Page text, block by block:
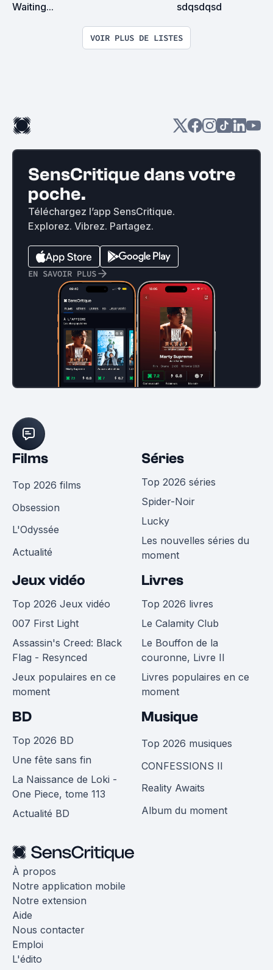
Waiting... sdqsdqsd
VOIR PLUS DE LISTES
SensCritique dans votre
poche.
Téléchargez l’app SensCritique.
Explorez. Vibrez. Partagez.
EN SAVOIR PLUS
Films
Top 2026 films
Obsession
L'Odyssée
Actualité
Séries
Top 2026 séries
Spider-Noir
Lucky
Les nouvelles séries du
moment
Jeux vidéo
Top 2026 Jeux vidéo
007 First Light
Assassin's Creed: Black
Flag - Resynced
Jeux populaires en ce
moment
Livres
Top 2026 livres
Le Calamity Club
Le Bouffon de la
couronne, Livre II
Livres populaires en ce
moment
BD
Top 2026 BD
Une fête sans fin
La Naissance de Loki -
One Piece, tome 113
Actualité BD
Musique
Top 2026 musiques
CONFESSIONS II
Reality Awaits
Album du moment
À propos
Notre application mobile
Notre extension
Aide
Nous contacter
Emploi
L'édito